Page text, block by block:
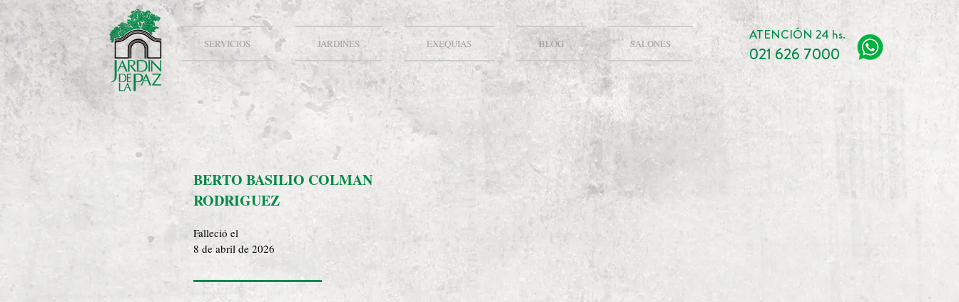
SERVICIOS JARDINES EXEQUIAS BLOG SALONES
ATENCIÓN 24 hs.
021 626 7000
BERTO BASILIO COLMAN
RODRIGUEZ
8 de abril de 2026
Falleció el